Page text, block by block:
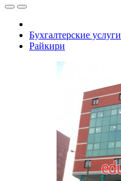
Бухгалтерские услуги
Райкири